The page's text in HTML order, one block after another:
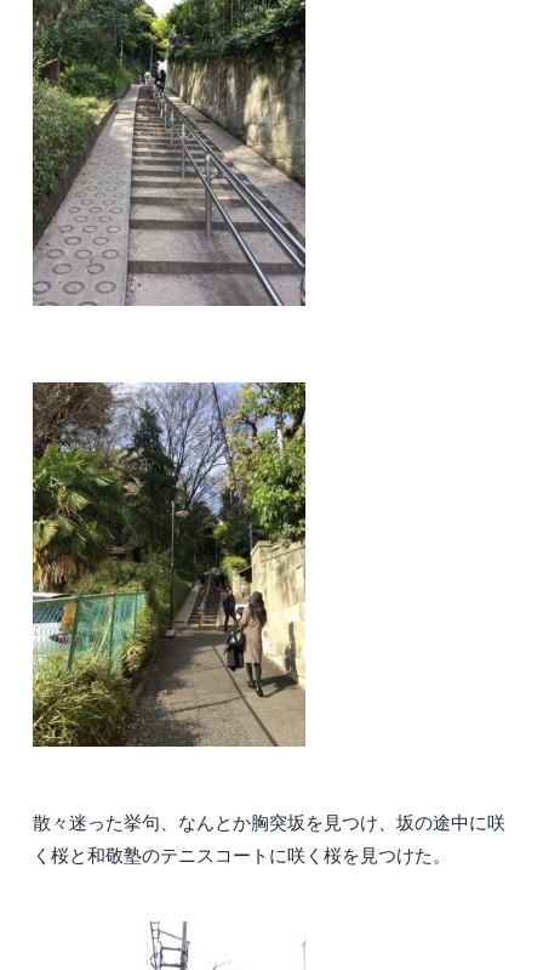
散々迷った挙句、なんとか胸突坂を見つけ、坂の途中に咲
く桜と和敬塾のテニスコートに咲く桜を見つけた。